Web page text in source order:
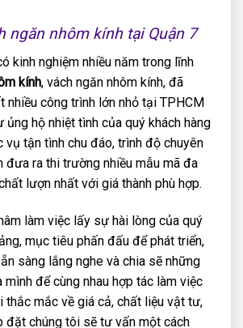
ngăn nhôm kính tại Quận 7
kinh nghiệm nhiều năm trong lĩnh
kính, vách ngăn nhôm kính, đã
nhiều công trình lớn nhỏ tại TPHCM
hộ nhiệt tình của quý khách hàng
vụ tận tình chu đáo, trình độ chuyên
đưa ra thi trường nhiều mẫu mã đa
lượn nhất với giá thành phù hợp.
làm việc lấy sự hài lòng của quý
mục tiêu phấn đấu để phát triển,
sàng lắng nghe và chia sẽ những
mình để cùng nhau hợp tác làm việc
thắc mắc về giá cả, chất liệu vật tư,
đặt chúng tôi sẽ tư vấn một cách